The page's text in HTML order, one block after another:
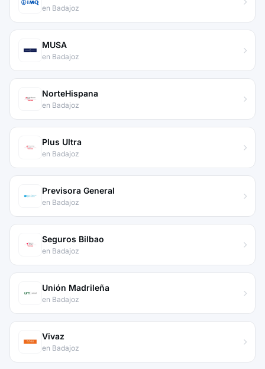
en Badajoz
MUSA
en Badajoz
NorteHispana
en Badajoz
Plus Ultra
en Badajoz
Previsora General
en Badajoz
Seguros Bilbao
en Badajoz
Unión Madrileña
en Badajoz
Vivaz
en Badajoz